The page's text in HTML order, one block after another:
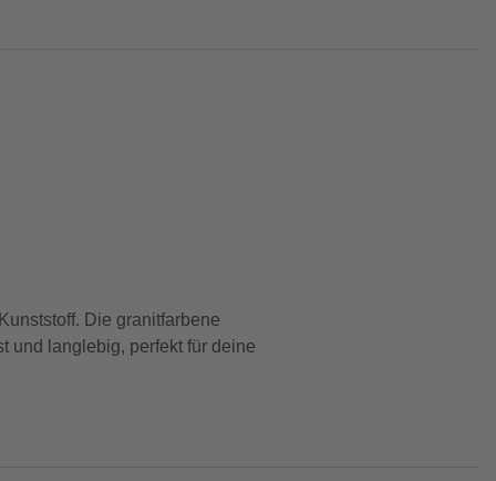
Die granitfarbene
und langlebig, perfekt für deine